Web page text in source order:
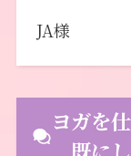
JA様
ヨガを